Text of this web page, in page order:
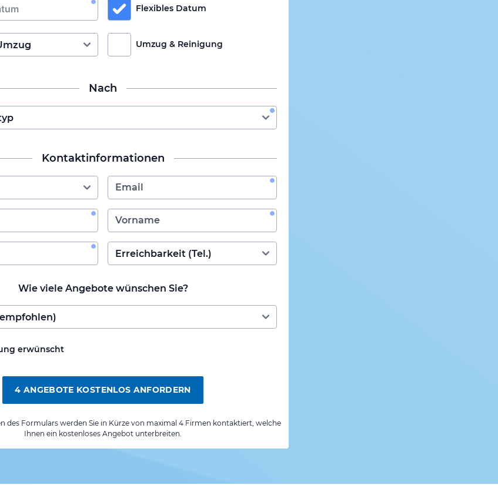
Flexibles Datum
Umzug & Reinigung
Nach
Kontaktinformationen
Wie viele Angebote wünschen Sie?
erwünscht
4 ANGEBOTE KOSTENLOS ANFORDERN
des Formulars werden Sie in Kürze von maximal 4 Firmen kontaktiert, welche
Ihnen ein kostenloses Angebot unterbreiten.